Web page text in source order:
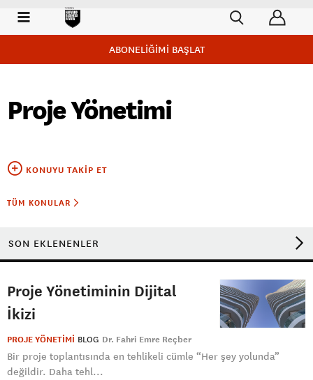
ABONELİĞİMİ BAŞLAT
Proje Yönetimi
KONUYU TAKIP ET
TÜM KONULAR
SON EKLENENLER
Proje Yönetiminin Dijital
İkizi
PROJE YÖNETİMİ BLOG Dr. Fahri Emre Reçber
Bir proje toplantısında en tehlikeli cümle “Her şey yolunda”
değildir. Daha tehl...